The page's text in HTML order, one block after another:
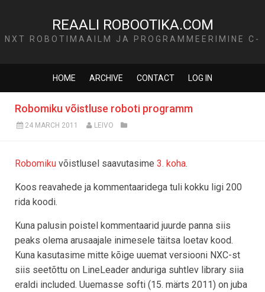
REAALI ROBOOTIKA.COM
NXT ROBOTIMAAILM JA PROGRAMMEERIMINE C-
HOME ARCHIVE CONTACT LOG IN
Robomiku võistluse roboti programm
24 MARCH 2011 LEIVO
Robomiku võistlusel saavutasime 3. koha.
Koos reavahede ja kommentaaridega tuli kokku ligi 200
rida koodi.
Kuna palusin poistel kommentaarid juurde panna siis
peaks olema arusaajale inimesele täitsa loetav kood.
Kuna kasutasime mitte kõige uuemat versiooni NXC-st
siis seetõttu on LineLeader anduriga suhtlev library siia
eraldi included. Uuemasse softi (15. märts 2011) on juba